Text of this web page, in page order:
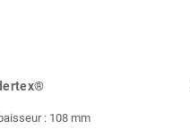
: 108 mm